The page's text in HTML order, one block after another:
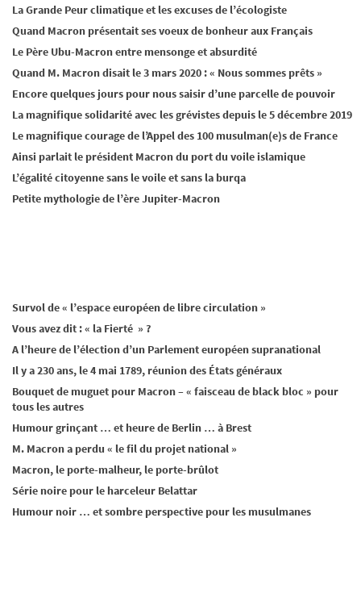
La Grande Peur climatique et les excuses de l’écologiste
Quand Macron présentait ses voeux de bonheur aux Français
Le Père Ubu-Macron entre mensonge et absurdité
Quand M. Macron disait le 3 mars 2020 : « Nous sommes prêts »
Encore quelques jours pour nous saisir d’une parcelle de pouvoir
La magnifique solidarité avec les grévistes depuis le 5 décembre 2019
Le magnifique courage de l’Appel des 100 musulman(e)s de France
Ainsi parlait le président Macron du port du voile islamique
L’égalité citoyenne sans le voile et sans la burqa
Petite mythologie de l’ère Jupiter-Macron
Survol de « l’espace européen de libre circulation »
Vous avez dit : « la Fierté » ?
A l’heure de l’élection d’un Parlement européen supranational
Il y a 230 ans, le 4 mai 1789, réunion des États généraux
Bouquet de muguet pour Macron – « faisceau de black bloc » pour
tous les autres
Humour grinçant … et heure de Berlin … à Brest
M. Macron a perdu « le fil du projet national »
Macron, le porte-malheur, le porte-brûlot
Série noire pour le harceleur Belattar
Humour noir … et sombre perspective pour les musulmanes